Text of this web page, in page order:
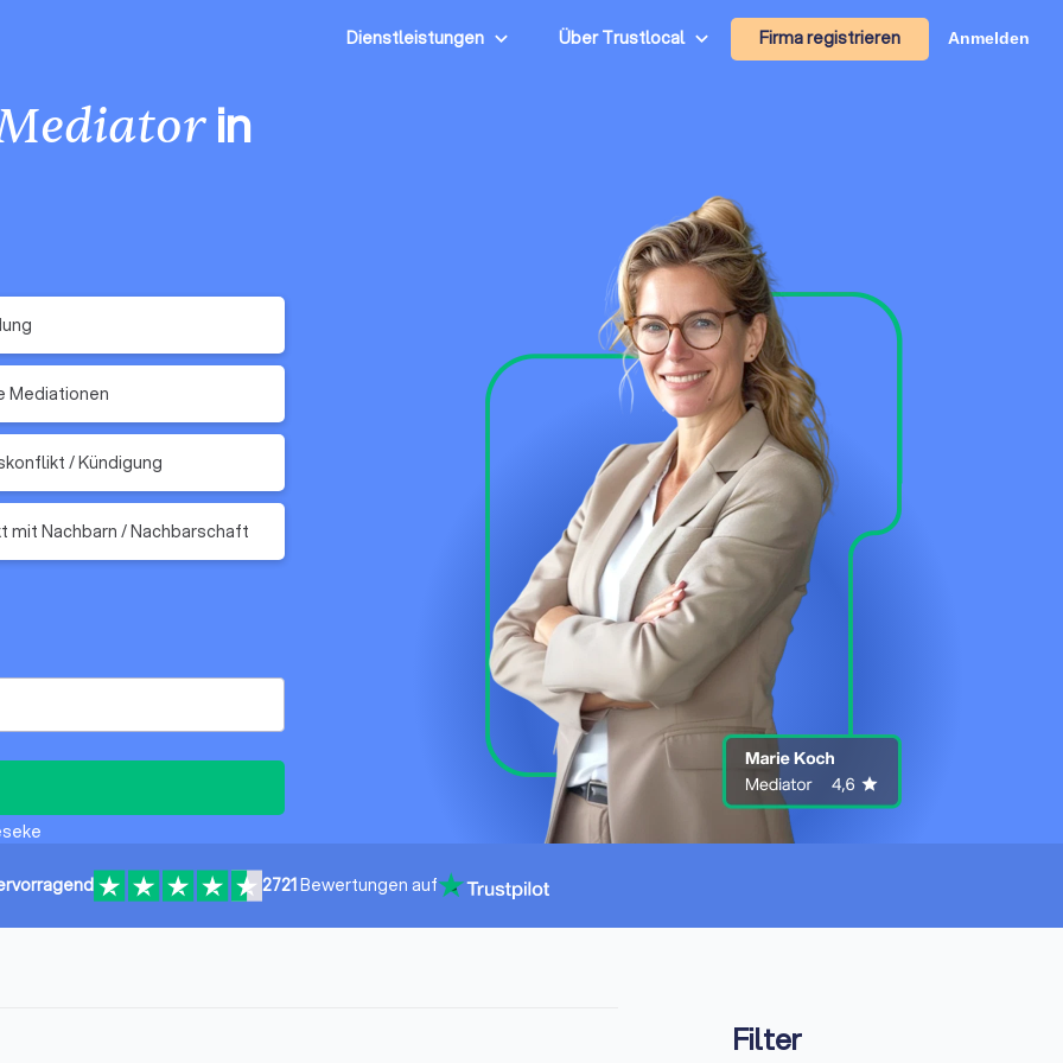
Dienstleistungen Über Trustlocal Firma registrieren Anmelden
in
Mediationen
/ Kündigung
mit Nachbarn / Nachbarschaft
2721Bewertungen auf
Filter